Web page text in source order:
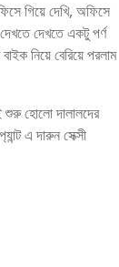
গিয়ে দেখি, অফিসে
দেখতে একটু পর্ণ
নিয়ে বেরিয়ে পরলাম
শুরু হোলো দালালদের
এ দারুন সেক্সী